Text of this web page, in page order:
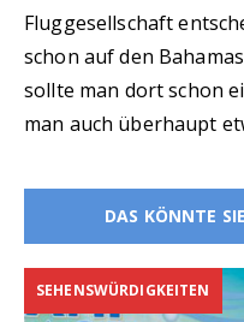
Fluggesellschaft
schon auf den
sollte man dort schon
man auch überhaupt
DAS KÖNNTE
SEHENSWÜRDIGKEITEN